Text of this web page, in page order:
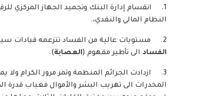
1. انقسام إدارة البنك وتجميد الجهاز المركزي
النظام المالي والنقدي،.
2. مستويات عالية من الفساد تتزعمه قيادات سياسة عبر مؤسسات الدولة (يمكنني القول اننا تجاوزنا مفهوم
الفساد الى تأطير مفهوم (العصابة).
3. ازدادت الجرائم المنظمة وتمر مرور الكرام
المخدرات الى تهريب البشر والأموال فغياب قدرة